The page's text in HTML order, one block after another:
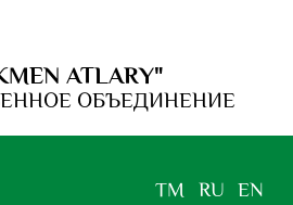
ATLARY"
ОБЪЕДИНЕНИЕ
TM RU EN